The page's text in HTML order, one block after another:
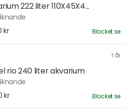
222 liter 110X45X4...
kr
Blocket.se
1 år
rio 240 liter akvarium
kr
Blocket.se